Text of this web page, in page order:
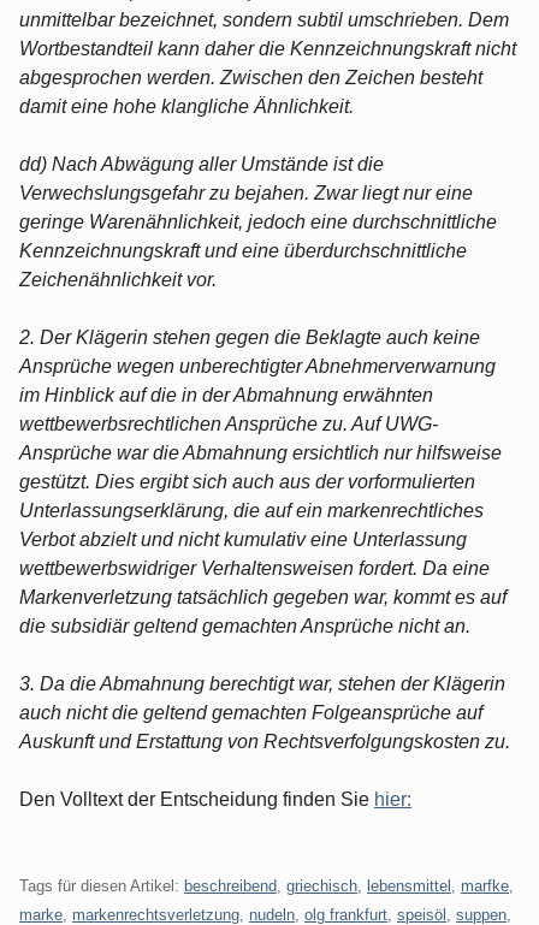
unmittelbar bezeichnet, sondern subtil umschrieben. Dem
Wortbestandteil kann daher die Kennzeichnungskraft nicht
abgesprochen werden. Zwischen den Zeichen besteht
damit eine hohe klangliche Ähnlichkeit.
dd) Nach Abwägung aller Umstände ist die
Verwechslungsgefahr zu bejahen. Zwar liegt nur eine
geringe Warenähnlichkeit, jedoch eine durchschnittliche
Kennzeichnungskraft und eine überdurchschnittliche
Zeichenähnlichkeit vor.
2. Der Klägerin stehen gegen die Beklagte auch keine
Ansprüche wegen unberechtigter Abnehmerverwarnung
im Hinblick auf die in der Abmahnung erwähnten
wettbewerbsrechtlichen Ansprüche zu. Auf UWG-
Ansprüche war die Abmahnung ersichtlich nur hilfsweise
gestützt. Dies ergibt sich auch aus der vorformulierten
Unterlassungserklärung, die auf ein markenrechtliches
Verbot abzielt und nicht kumulativ eine Unterlassung
wettbewerbswidriger Verhaltensweisen fordert. Da eine
Markenverletzung tatsächlich gegeben war, kommt es auf
die subsidiär geltend gemachten Ansprüche nicht an.
3. Da die Abmahnung berechtigt war, stehen der Klägerin
auch nicht die geltend gemachten Folgeansprüche auf
Auskunft und Erstattung von Rechtsverfolgungskosten zu.
Den Volltext der Entscheidung finden Sie hier:
Tags für diesen Artikel: beschreibend griechisch lebensmittel marfke
marke markenrechtsverletzung nudeln olg frankfurt speisöl suppen